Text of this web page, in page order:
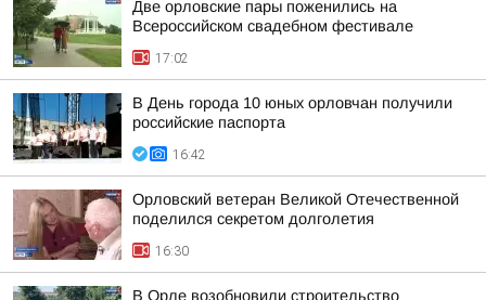
Две орловские пары поженились на
Всероссийском свадебном фестивале
17:02
В День города 10 юных орловчан получили
российские паспорта
16:42
Орловский ветеран Великой Отечественной
поделился секретом долголетия
16:30
В Орле возобновили строительство